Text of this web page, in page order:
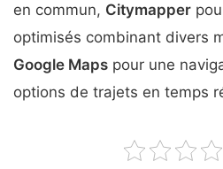
en commun, Citymapper
optimisés combinant divers
Google Maps pour une
options de trajets en temps